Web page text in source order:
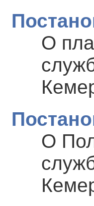
О
О